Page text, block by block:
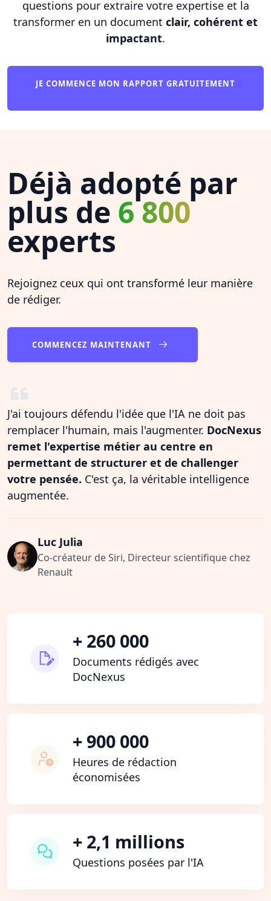
questions pour extraire votre expertise et la
transformer en un document clair, cohérent et
impactant.
JE COMMENCE MON RAPPORT GRATUITEMENT
Déjà adopté par
plus de 6 800
experts
Rejoignez ceux qui ont transformé leur manière
de rédiger.
COMMENCEZ MAINTENANT
J'ai toujours défendu l'idée que l'IA ne doit pas
remplacer l'humain, mais l'augmenter. DocNexus
remet l'expertise métier au centre en
permettant de structurer et de challenger
votre pensée. C'est ça, la véritable intelligence
augmentée.
Luc Julia
Co-créateur de Siri, Directeur scientifique chez
Renault
+ 260 000
Documents rédigés avec
DocNexus
+ 900 000
Heures de rédaction
économisées
+ 2,1 millions
Questions posées par l'IA